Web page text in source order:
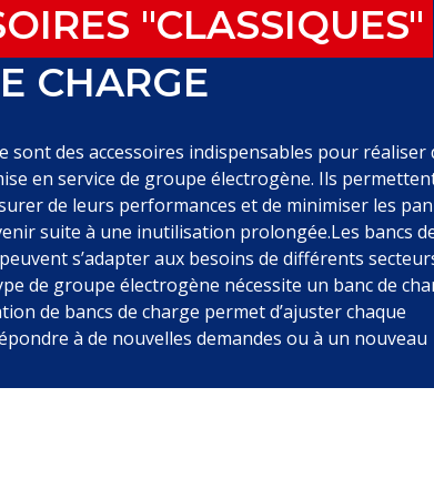
"CLASSIQUES"
CHARGE
sont des accessoires indispensables pour réaliser
en service de groupe électrogène. Ils
de leurs performances et de minimiser les
suite à une inutilisation prolongée.Les bancs
s’adapter aux besoins de différents
de groupe électrogène nécessite un banc de
de bancs de charge permet d’ajuster chaque
à de nouvelles demandes ou à un nouveau